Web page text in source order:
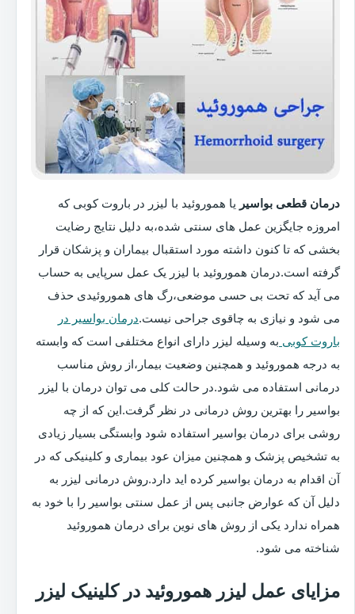
درمان قطعی بواسیر یا هموروئید با لیزر در باروت کوبی که
امروزه جایگزین عمل های سنتی شده،به دلیل نتایج رضایت
بخشی که تا کنون داشته مورد استقبال بیماران و پزشکان قرار
گرفته است.درمان هموروئید با لیزر یک عمل سرپایی به حساب
می آید که تحت بی حسی موضعی،رگ های هموروئیدی حذف
می شود و نیازی به چاقوی جراحی نیست.درمان بواسیر در
باروت کوبی به وسیله لیزر دارای انواع مختلفی است که وابسته
به درجه هموروئید و همچنین وضعیت بیمار،از روش مناسب
درمانی استفاده می شود.در حالت کلی می توان درمان با لیزر
بواسیر را بهترین روش درمانی در نظر گرفت.این که از چه
روشی برای درمان بواسیر استفاده شود وابستگی بسیار زیادی
به تشخیص پزشک و همچنین میزان عود بیماری و کلینیکی که در
آن اقدام به درمان بواسیر کرده اید دارد.روش درمانی لیزر به
دلیل آن که عوارض جانبی پس از عمل سنتی بواسیر را با خود به
همراه ندارد یکی از روش های نوین برای درمان هموروئید
شناخته می شود.
مزایای عمل لیزر هموروئید در کلینیک لیزر